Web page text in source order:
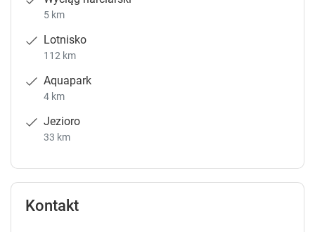
5 km
Lotnisko
112 km
Aquapark
4 km
Jezioro
33 km
Kontakt